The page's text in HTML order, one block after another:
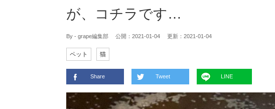
が、コチラです…
By - grape編集部 公開： 2021-01-04 更新： 2021-01-04
ペット 猫
Share Tweet LINE